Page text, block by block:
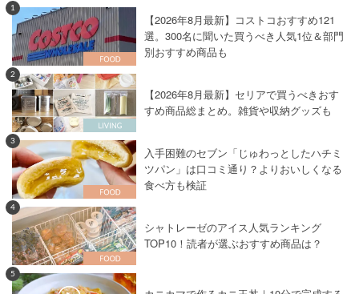
1
【2026年8月最新】コストコおすすめ121
選。300名に聞いた買うべき人気1位＆部門
別おすすめ商品も
2
【2026年8月最新】セリアで買うべきおす
すめ商品総まとめ。雑貨や収納グッズも
3
入手困難のセブン「じゅわっとしたハチミ
ツパン」は口コミ通り？よりおいしくなる
食べ方も検証
4
シャトレーゼのアイス人気ランキング
TOP10！読者が選ぶおすすめ商品は？
5